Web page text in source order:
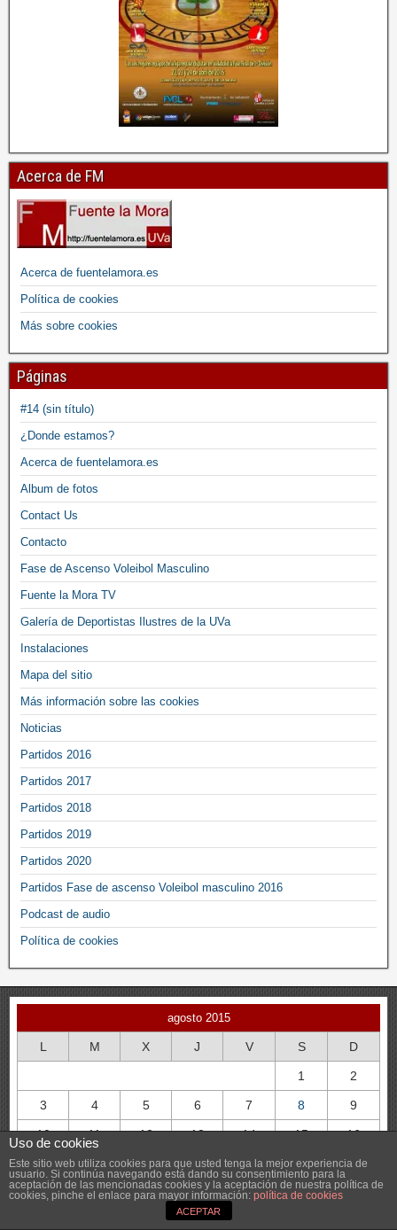
Acerca de FM
Acerca de fuentelamora.es
Política de cookies
Más sobre cookies
Páginas
#14 (sin título)
¿Donde estamos?
Acerca de fuentelamora.es
Album de fotos
Contact Us
Contacto
Fase de Ascenso Voleibol Masculino
Fuente la Mora TV
Galería de Deportistas Ilustres de la UVa
Instalaciones
Mapa del sitio
Más información sobre las cookies
Noticias
Partidos 2016
Partidos 2017
Partidos 2018
Partidos 2019
Partidos 2020
Partidos Fase de ascenso Voleibol masculino 2016
Podcast de audio
Política de cookies
agosto 2015
L M X J V S D
1 2
3 4 5 6 7 8 9
10 11 12 13 14 15 16
17 18 19 20 21 22 23
24 25 26 27 28 29 30
Uso de cookies
Este sitio web utiliza cookies para que usted tenga la mejor experiencia de
usuario. Si continúa navegando está dando su consentimiento para la
aceptación de las mencionadas cookies y la aceptación de nuestra política de
cookies, pinche el enlace para mayor información: política de cookies
ACEPTAR